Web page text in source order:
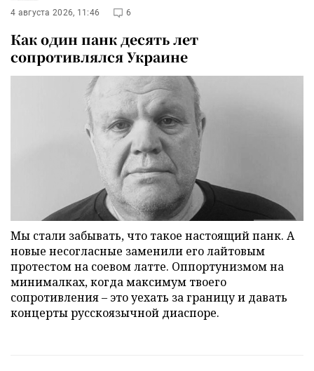
4 августа 2026, 11:46 6
Как один панк десять лет
сопротивлялся Украине
Мы стали забывать, что такое настоящий панк. А
новые несогласные заменили его лайтовым
протестом на соевом латте. Оппортунизмом на
минималках, когда максимум твоего
сопротивления – это уехать за границу и давать
концерты русскоязычной диаспоре.